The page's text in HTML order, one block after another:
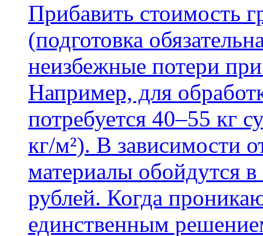
Прибавить стоимость
(подготовка
неизбежные потери
Например, для
потребуется 40–55 кг
кг/м²). В зависимости
материалы обойдутся
рублей. Когда
единственным